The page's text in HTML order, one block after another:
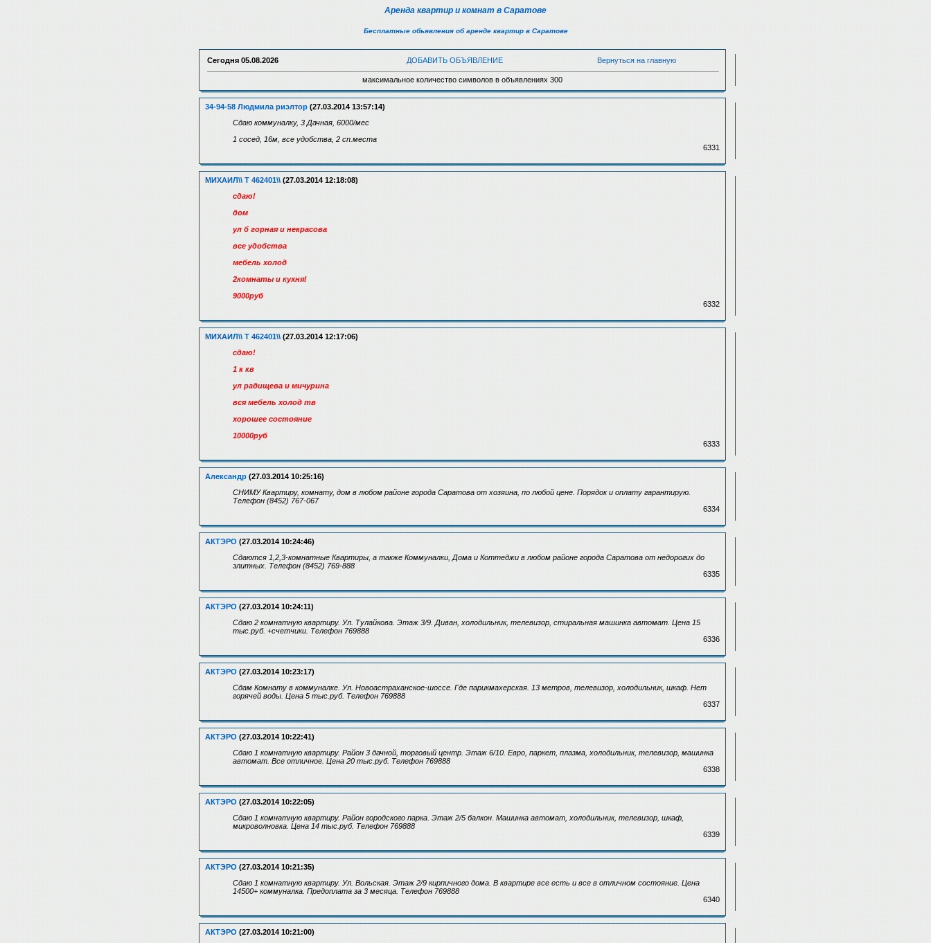
Аренда квартир и комнат в Саратове
Бесплатные объявления об аренде квартир в Саратове
Сегодня 05.08.2026 ДОБАВИТЬ ОБЪЯВЛЕНИЕ Вернуться на главную
максимальное количество символов в объявлениях 300
34-94-58 Людмила риэлтор (27.03.2014 13:57:14)
Сдаю коммуналку, 3 Дачная, 6000/мес
1 сосед, 16м, все удобства, 2 сп.места
6331
МИХАИЛ\\ Т 462401\\ (27.03.2014 12:18:08)
сдаю!
дом
ул б горная и некрасова
все удобства
мебель холод
2комнаты и кухня!
9000руб
6332
МИХАИЛ\\ Т 462401\\ (27.03.2014 12:17:06)
сдаю!
1 к кв
ул радищева и мичурина
вся мебель холод тв
хорошее состояние
10000руб
6333
Александр (27.03.2014 10:25:16)
СНИМУ Квартиру, комнату, дом в любом районе города Саратова от хозяина, по любой цене. Порядок и оплату гарантирую.
Телефон (8452) 767-067
6334
АКТЭРО (27.03.2014 10:24:46)
Сдаются 1,2,3-комнатные Квартиры, а также Коммуналки, Дома и Коттеджи в любом районе города Саратова от недорогих до
элитных. Телефон (8452) 769-888
6335
АКТЭРО (27.03.2014 10:24:11)
Сдаю 2 комнатную квартиру. Ул. Тулайкова. Этаж 3/9. Диван, холодильник, телевизор, стиральная машинка автомат. Цена 15
тыс.руб. +счетчики. Телефон 769888
6336
АКТЭРО (27.03.2014 10:23:17)
Сдам Комнату в коммуналке. Ул. Новоастраханское-шоссе. Где парикмахерская. 13 метров, телевизор, холодильник, шкаф. Нет
горячей воды. Цена 5 тыс.руб. Телефон 769888
6337
АКТЭРО (27.03.2014 10:22:41)
Сдаю 1 комнатную квартиру. Район 3 дачной, торговый центр. Этаж 6/10. Евро, паркет, плазма, холодильник, телевизор, машинка
автомат. Все отличное. Цена 20 тыс.руб. Телефон 769888
6338
АКТЭРО (27.03.2014 10:22:05)
Сдаю 1 комнатную квартиру. Район городского парка. Этаж 2/5 балкон. Машинка автомат, холодильник, телевизор, шкаф,
микроволновка. Цена 14 тыс.руб. Телефон 769888
6339
АКТЭРО (27.03.2014 10:21:35)
Сдаю 1 комнатную квартиру. Ул. Вольская. Этаж 2/9 кирпичного дома. В квартире все есть и все в отличном состояние. Цена
14500+ коммуналка. Предоплата за 3 месяца. Телефон 769888
6340
АКТЭРО (27.03.2014 10:21:00)